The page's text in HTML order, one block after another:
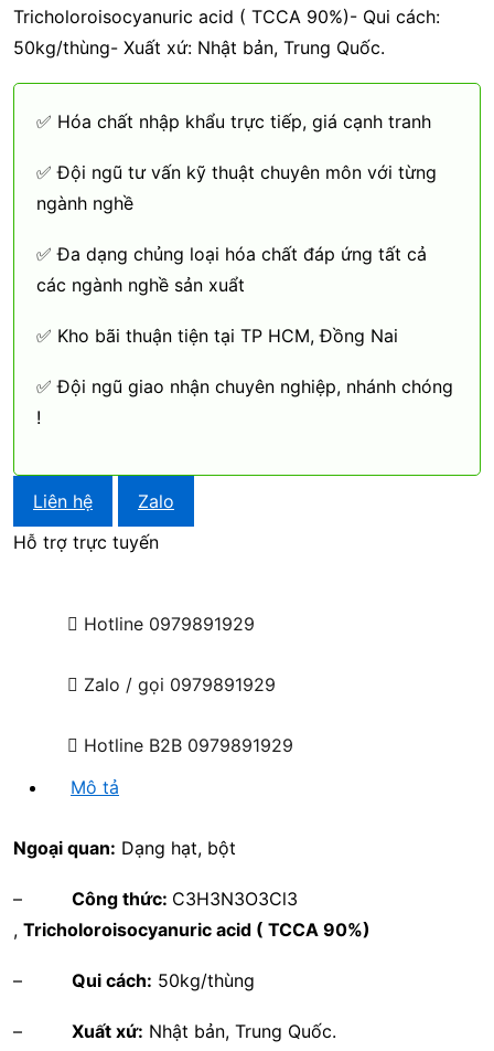
Tricholoroisocyanuric acid ( TCCA 90%)- Qui cách:
50kg/thùng- Xuất xứ: Nhật bản, Trung Quốc.
✅ Hóa chất nhập khẩu trực tiếp, giá cạnh tranh
✅ Đội ngũ tư vấn kỹ thuật chuyên môn với từng
ngành nghề
✅ Đa dạng chủng loại hóa chất đáp ứng tất cả
các ngành nghề sản xuẩt
✅ Kho bãi thuận tiện tại TP HCM, Đồng Nai
✅ Đội ngũ giao nhận chuyên nghiệp, nhánh chóng
!
Liên hệ
Zalo
Hỗ trợ trực tuyến
Hotline 0979891929
Zalo / gọi 0979891929
Hotline B2B 0979891929
Mô tả
Ngoại quan: Dạng hạt, bột
– Công thức: C3H3N3O3Cl3
, Tricholoroisocyanuric acid ( TCCA 90%)
– Qui cách: 50kg/thùng
– Xuất xứ: Nhật bản, Trung Quốc.